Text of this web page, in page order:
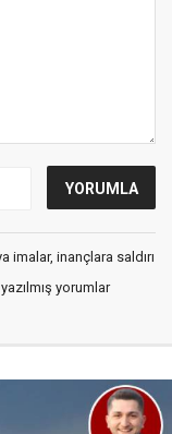
imalar, inançlara saldırı
yorumlar